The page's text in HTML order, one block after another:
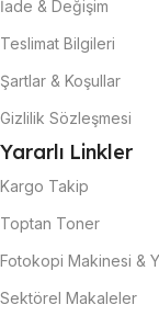
İade & Değişim
Teslimat Bilgileri
Şartlar & Koşullar
Gizlilik Sözleşmesi
Yararlı Linkler
Kargo Takip
Toptan Toner
Fotokopi Makinesi &
Sektörel Makaleler